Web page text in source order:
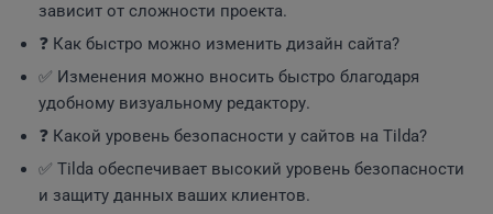
зависит от сложности проекта.
❓ Как быстро можно изменить дизайн сайта?
✅ Изменения можно вносить быстро благодаря
удобному визуальному редактору.
❓ Какой уровень безопасности у сайтов на Tilda?
✅ Tilda обеспечивает высокий уровень безопасности
и защиту данных ваших клиентов.